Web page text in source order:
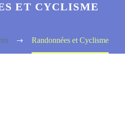
ET CYCLISME
Randonnées et Cyclisme